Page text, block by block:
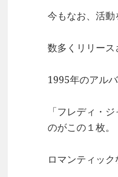
今もなお、活動
数多くリリース
1995年のアルバ
「フレディ・
のがこの１枚。
ロマンティッ